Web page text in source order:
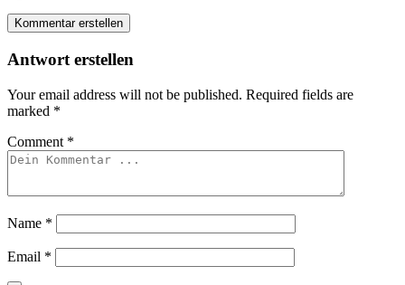
Kommentar erstellen
Antwort erstellen
Your email address will not be published. Required fields are
marked *
Comment *
Name *
Email *